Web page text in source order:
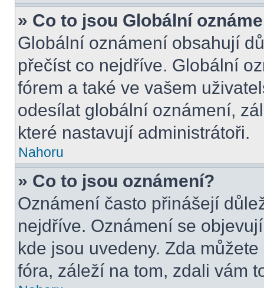
» Co to jsou Globální
Globální oznámení obsahují
přečíst co nejdříve. Globální
fórem a také ve vašem
odesílat globální oznámení,
které nastavují administrátoři.
Nahoru
» Co to jsou oznámení?
Oznámení často přinášejí
nejdříve. Oznámení se
kde jsou uvedeny. Zda
fóra, záleží na tom, zdali vám